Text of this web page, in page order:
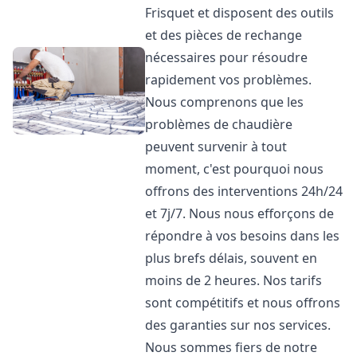
Frisquet et disposent des outils
et des pièces de rechange
nécessaires pour résoudre
rapidement vos problèmes.
Nous comprenons que les
problèmes de chaudière
peuvent survenir à tout
moment, c'est pourquoi nous
offrons des interventions 24h/24
et 7j/7. Nous nous efforçons de
répondre à vos besoins dans les
plus brefs délais, souvent en
moins de 2 heures. Nos tarifs
sont compétitifs et nous offrons
des garanties sur nos services.
Nous sommes fiers de notre